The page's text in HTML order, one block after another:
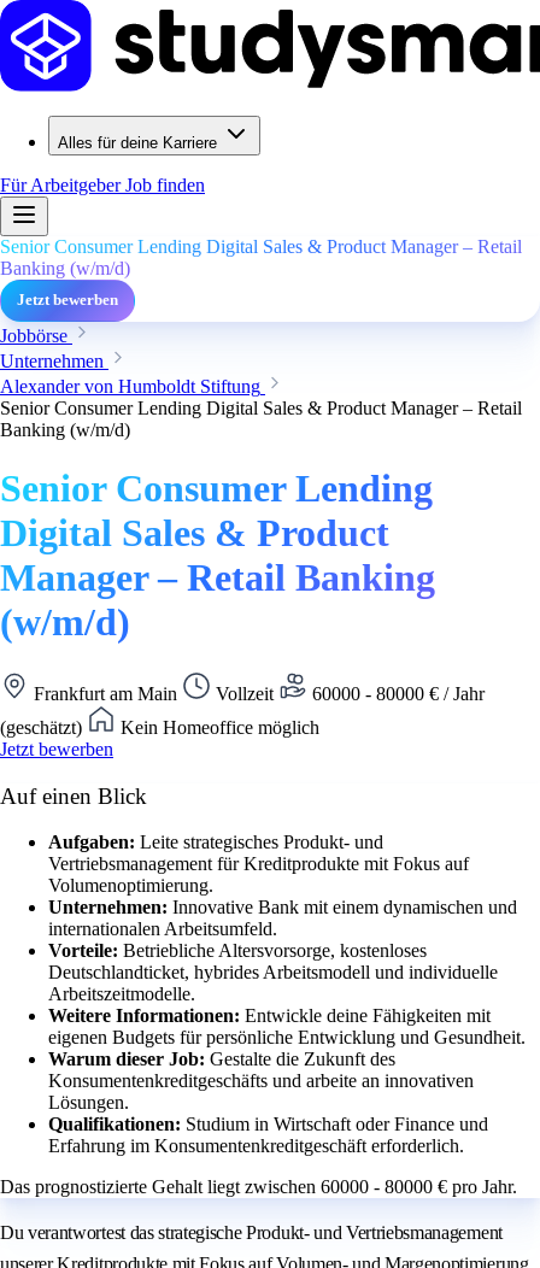
Alles für deine Karriere
Für ArbeitgeberJob finden
Senior Consumer Lending Digital Sales & Product Manager – Retail
Banking (w/m/d)
Jetzt bewerben
Jobbörse
Unternehmen
Alexander von Humboldt Stiftung
Senior Consumer Lending Digital Sales & Product Manager – Retail
Banking (w/m/d)
Senior Consumer Lending
Digital Sales & Product
Manager – Retail Banking
(w/m/d)
Frankfurt am Main Vollzeit
60000 - 80000 € / Jahr
(geschätzt)
Kein Homeoffice möglich
Jetzt bewerben
Auf einen Blick
Aufgaben: Leite strategisches Produkt- und
Vertriebsmanagement für Kreditprodukte mit Fokus auf
Volumenoptimierung.
Unternehmen: Innovative Bank mit einem dynamischen und
internationalen Arbeitsumfeld.
Vorteile: Betriebliche Altersvorsorge, kostenloses
Deutschlandticket, hybrides Arbeitsmodell und individuelle
Arbeitszeitmodelle.
Weitere Informationen: Entwickle deine Fähigkeiten mit
eigenen Budgets für persönliche Entwicklung und Gesundheit.
Warum dieser Job: Gestalte die Zukunft des
Konsumentenkreditgeschäfts und arbeite an innovativen
Lösungen.
Qualifikationen: Studium in Wirtschaft oder Finance und
Erfahrung im Konsumentenkreditgeschäft erforderlich.
Das prognostizierte Gehalt liegt zwischen 60000 - 80000 € pro Jahr.
Du verantwortest das strategische Produkt- und Vertriebsmanagement